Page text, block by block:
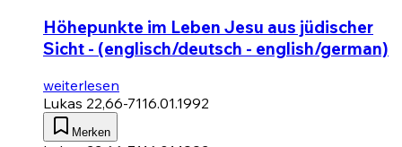
Höhepunkte im Leben Jesu aus jüdischer
Sicht - (englisch/deutsch - english/german)
weiterlesen
Lukas 22,66-7116.01.1992
Merken